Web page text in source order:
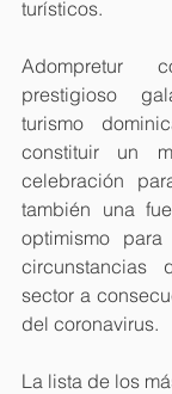
turísticos.
Adompretur
prestigioso
turismo
constituir un
celebración
también una
optimismo
circunstancias
sector a
del coronavirus.
La lista de los